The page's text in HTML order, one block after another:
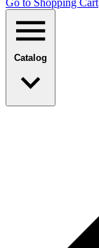
Go to Shopping Сart
Catalog